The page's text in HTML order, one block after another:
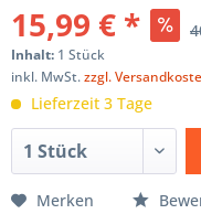
15,99 € *
Inhalt: 1 Stück
inkl. MwSt.zzgl.
Lieferzeit 3 Tage
Merken